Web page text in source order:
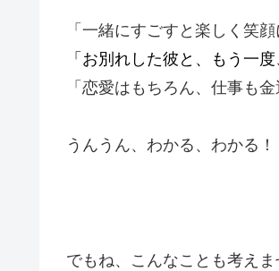
「一緒にすごすと楽しく笑
「お別れした彼と、もう一
「恋愛はもちろん、仕事も
うんうん、わかる、わかる！
でもね、こんなことも考えま